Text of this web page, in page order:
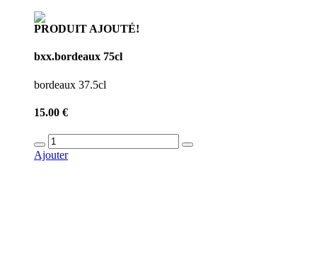
PRODUIT AJOUTÉ!
bxx.bordeaux 75cl
bordeaux 37.5cl
15.00 €
Ajouter